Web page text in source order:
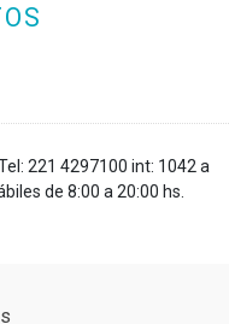
221 4297100 int: 1042 a
de 8:00 a 20:00 hs.